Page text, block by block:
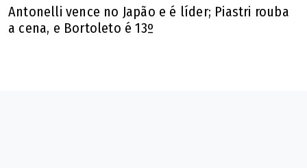
Antonelli vence no Japão e é líder; Piastri rouba
a cena, e Bortoleto é 13º